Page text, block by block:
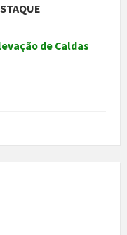
de Caldas